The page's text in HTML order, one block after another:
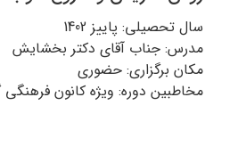
سال تحصیلی: پاییز 1402
مدرس: جناب آقای دکتر بخشایش
مکان برگزاری: حضوری
مخاطبین دوره: ویژه کانون